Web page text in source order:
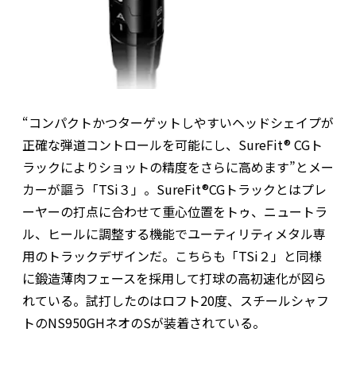
“コンパクトかつターゲットしやすいヘッドシェイプが
正確な弾道コントロールを可能にし、SureFit® CGト
ラックによりショットの精度をさらに高めます”とメー
カーが謳う「TSi３」。SureFit®CGトラックとはプレ
ーヤーの打点に合わせて重心位置をトゥ、ニュートラ
ル、ヒールに調整する機能でユーティリティメタル専
用のトラックデザインだ。こちらも「TSi２」と同様
に鍛造薄肉フェースを採用して打球の高初速化が図ら
れている。試打したのはロフト20度、スチールシャフ
トのNS950GHネオのSが装着されている。